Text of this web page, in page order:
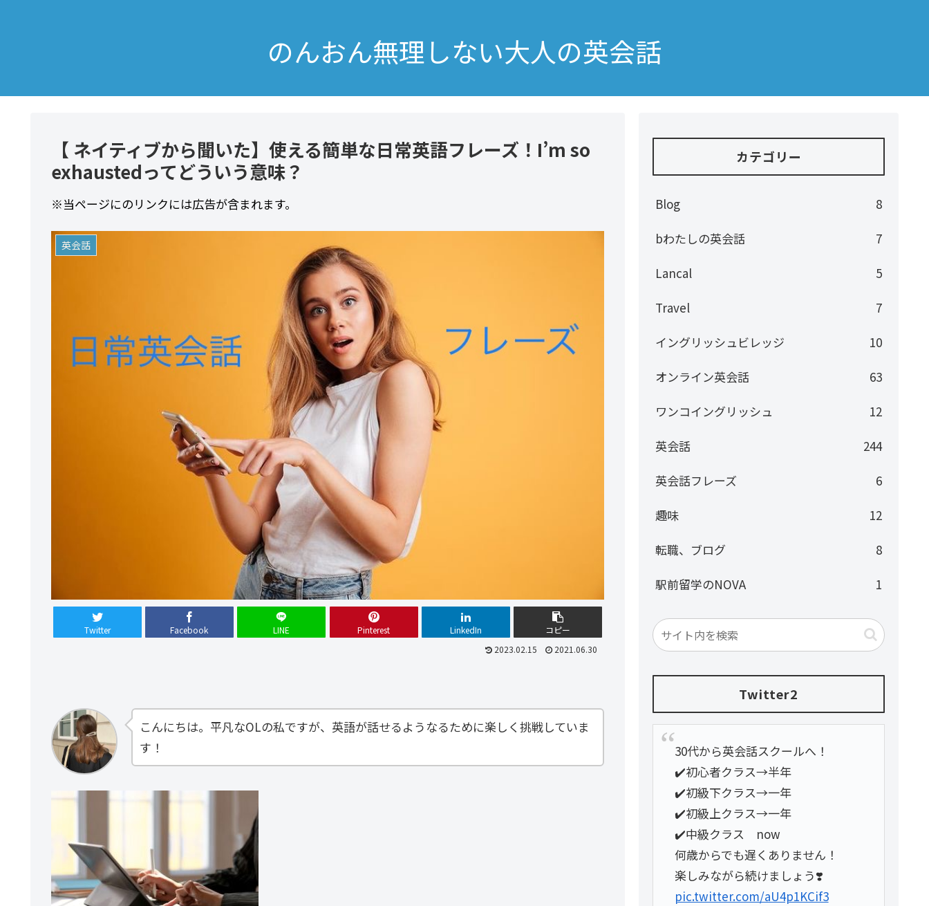
のんおん無理しない大人の英会話
【 ネイティブから聞いた】使える簡単な日常英語フレーズ！I’m so
exhaustedってどういう意味？
※当ページにのリンクには広告が含まれます。
英会話
Twitter Facebook LINE Pinterest LinkedIn
コピー
2023.02.15
2021.06.30
こんにちは。平凡なOLの私ですが、英語が話せるようなるために楽しく挑戦していま
す！
カテゴリー
Blog
8
bわたしの英会話
7
Lancal
5
Travel
7
イングリッシュビレッジ
10
オンライン英会話
63
ワンコイングリッシュ
12
英会話
244
英会話フレーズ
6
趣味
12
転職、ブログ
8
駅前留学のNOVA
1
Twitter2
30代から英会話スクールへ！
✔️初心者クラス→半年
✔️初級下クラス→一年
✔️初級上クラス→一年
✔️中級クラス now
何歳からでも遅くありません！
楽しみながら続けましょう❣️
pic.twitter.com/aU4p1KCif3